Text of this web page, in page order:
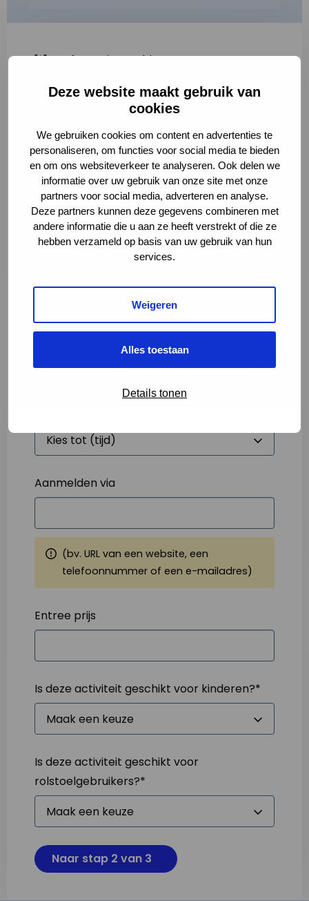
Deze website maakt gebruik van
cookies
We gebruiken cookies om content en advertenties te
personaliseren, om functies voor social media te bieden
en om ons websiteverkeer te analyseren. Ook delen we
informatie over uw gebruik van onze site met onze
partners voor social media, adverteren en analyse.
Deze partners kunnen deze gegevens combineren met
andere informatie die u aan ze heeft verstrekt of die ze
hebben verzameld op basis van uw gebruik van hun
services.
Weigeren
Alles toestaan
Details tonen
"*" geeft vereiste velden aan
2
Volledige omschrijving*
Starttijd*
Aanmelden via
(bv. URL van een website, een
telefoonnummer of een e-mailadres)
Entree prijs
Is deze activiteit geschikt voor kinderen?*
Is deze activiteit geschikt voor
rolstoelgebruikers?*